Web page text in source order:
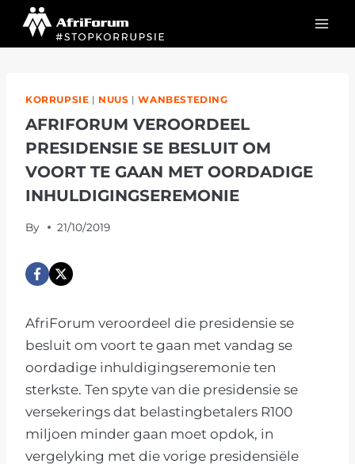
Skip
KORRUPSIE | NUUS |WANBESTEDING
AFRIFORUM VEROORDEEL
PRESIDENSIE SE BESLUIT OM
VOORT TE GAAN MET OORDADIGE
INHULDIGINGSEREMONIE
By 21/10/2019
AfriForum veroordeel die presidensie se
besluit om voort te gaan met vandag se
oordadige inhuldigingseremonie ten
sterkste. Ten spyte van die presidensie se
versekerings dat belastingbetalers R100
miljoen minder gaan moet opdok, in
vergelyking met die vorige presidensiële